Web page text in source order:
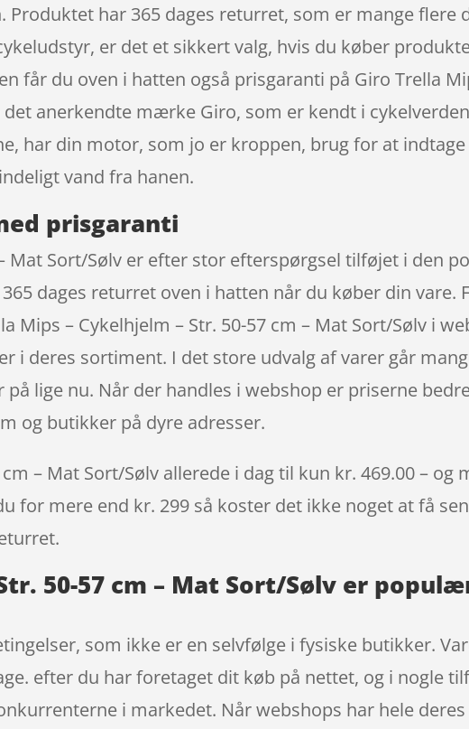
har 365 dages returret, som er mange flere
er det et sikkert valg, hvis du køber
får du oven i hatten også prisgaranti på Giro Trella
det anerkendte mærke Giro, som er kendt i
har din motor, som jo er kroppen, brug for at
vand fra hanen.
prisgaranti
Mat Sort/Sølv er efter stor efterspørgsel tilføjet i den
dages returret oven i hatten når du køber din vare.
Mips – Cykelhjelm – Str. 50-57 cm – Mat Sort/Sølv i
i deres sortiment. I det store udvalg af varer går
lige nu. Når der handles i webshop er priserne
og butikker på dyre adresser.
– Mat Sort/Sølv allerede i dag til kun kr. 469.00 – og
for mere end kr. 299 så koster det ikke noget at få
50-57 cm – Mat Sort/Sølv er
som ikke er en selvfølge i fysiske butikker.
efter du har foretaget dit køb på nettet, og i nogle
i markedet. Når webshops har hele